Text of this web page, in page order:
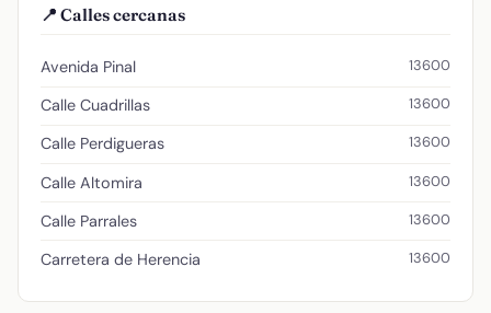
📍 Calles cercanas
Avenida Pinal 13600
Calle Cuadrillas 13600
Calle Perdigueras 13600
Calle Altomira 13600
Calle Parrales 13600
Carretera de Herencia 13600